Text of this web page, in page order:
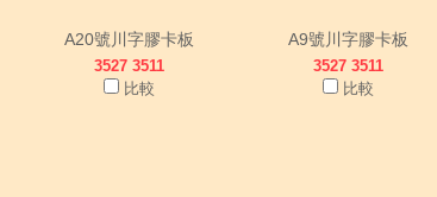
A20號川字膠卡板
3527 3511
比較
A9號川字膠卡板
3527 3511
比較